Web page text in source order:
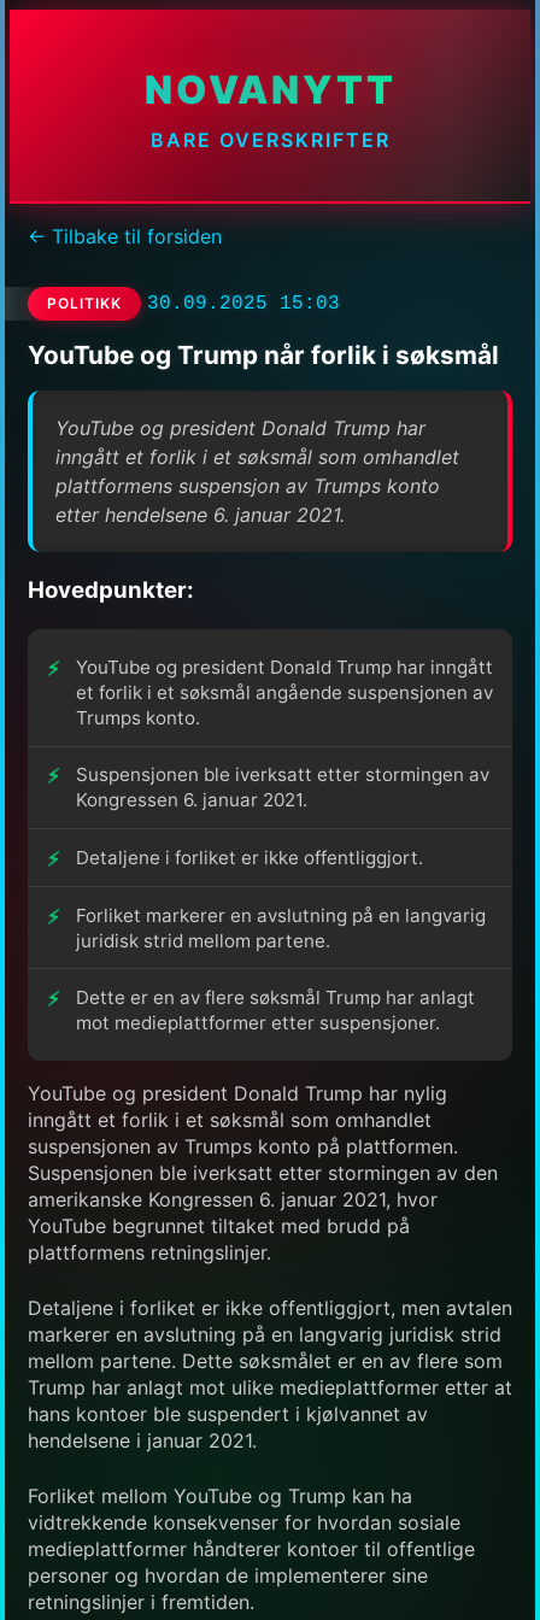
NOVANYTT
BARE OVERSKRIFTER
← Tilbake til forsiden
POLITIKK 30.09.2025 15:03
YouTube og Trump når forlik i søksmål
YouTube og president Donald Trump har
inngått et forlik i et søksmål som omhandlet
plattformens suspensjon av Trumps konto
etter hendelsene 6. januar 2021.
Hovedpunkter:
YouTube og president Donald Trump har inngått
et forlik i et søksmål angående suspensjonen av
Trumps konto.
Suspensjonen ble iverksatt etter stormingen av
Kongressen 6. januar 2021.
Detaljene i forliket er ikke offentliggjort.
Forliket markerer en avslutning på en langvarig
juridisk strid mellom partene.
Dette er en av flere søksmål Trump har anlagt
mot medieplattformer etter suspensjoner.
YouTube og president Donald Trump har nylig
inngått et forlik i et søksmål som omhandlet
suspensjonen av Trumps konto på plattformen.
Suspensjonen ble iverksatt etter stormingen av den
amerikanske Kongressen 6. januar 2021, hvor
YouTube begrunnet tiltaket med brudd på
plattformens retningslinjer.
Detaljene i forliket er ikke offentliggjort, men avtalen
markerer en avslutning på en langvarig juridisk strid
mellom partene. Dette søksmålet er en av flere som
Trump har anlagt mot ulike medieplattformer etter at
hans kontoer ble suspendert i kjølvannet av
hendelsene i januar 2021.
Forliket mellom YouTube og Trump kan ha
vidtrekkende konsekvenser for hvordan sosiale
medieplattformer håndterer kontoer til offentlige
personer og hvordan de implementerer sine
retningslinjer i fremtiden.